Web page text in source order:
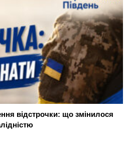
відстрочки: що змінилося